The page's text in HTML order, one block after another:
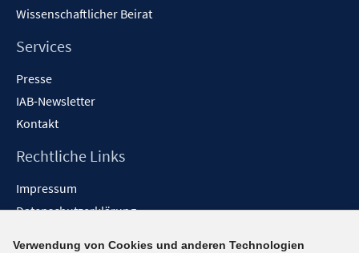
Wissenschaftlicher Beirat
Services
Presse
IAB-Newsletter
Kontakt
Rechtliche Links
Impressum
Datenschutzerklärung
Verwendung von Cookies und anderen Technologien